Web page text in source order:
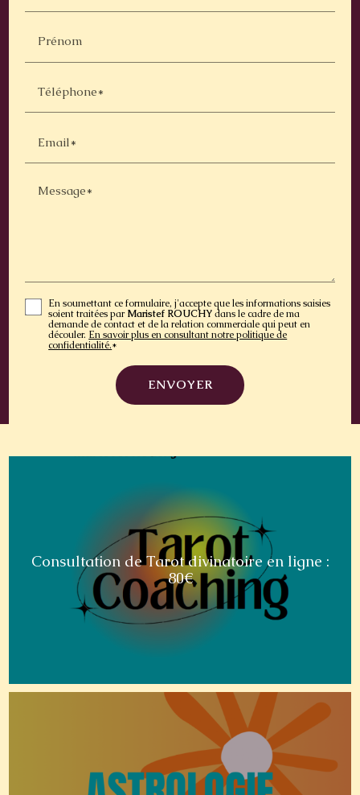
Prénom
Téléphone*
Email*
Message*
En soumettant ce formulaire, j'accepte que les informations saisies
soient traitées parMaristef ROUCHYdans le cadre de ma
demande de contact et de la relation commerciale qui peut en
découler. En savoir plus en consultant notre politique de
confidentialité.*
Consultation de Tarot divinatoire en ligne :
80€